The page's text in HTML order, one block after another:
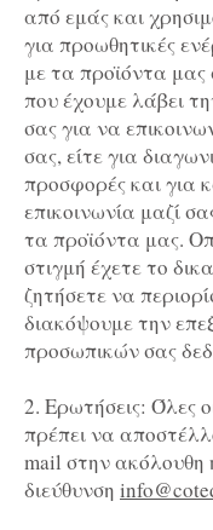
από εμάς και
για προωθητικές
με τα προϊόντα μας
που έχουμε λάβει
σας για να
σας, είτε για
προσφορές και για
επικοινωνία μαζί
τα προϊόντα μας.
στιγμή έχετε το
ζητήσετε να
διακόψουμε την
προσωπικών σας
2. Ερωτήσεις: Όλες
πρέπει να
mail στην ακόλουθη
διεύθυνση